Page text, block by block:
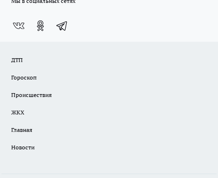
ДТП
Гороскоп
Происшествия
ЖКХ
Главная
Новости